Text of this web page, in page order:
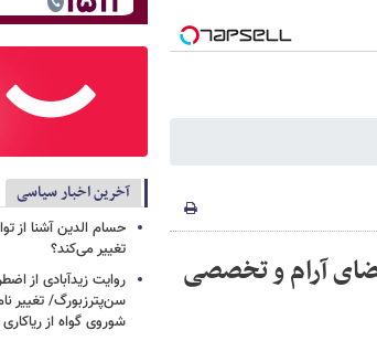
آرام و تخصصی
آخرین اخبار سیاسی
حسام الدین آشنا از
تغییر می‌کند؟
روایت زیدآبادی از
سن‌پترزبورگ/ تغییر
شوروی گواه از